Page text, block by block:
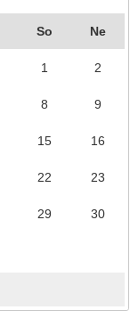
So Ne
1 2
8 9
15 16
22 23
29 30